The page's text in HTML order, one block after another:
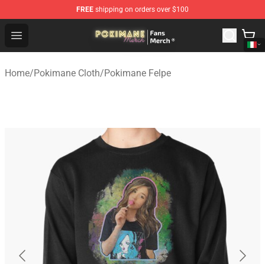
FREE shipping on orders over $100
Open menu
Pokimane Store - Official Pokimane Merchandise Shop
Home/Pokimane Cloth/Pokimane Felpe